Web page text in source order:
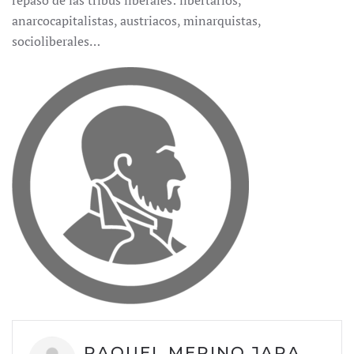
anarcocapitalistas, austriacos, minarquistas,
socioliberales…